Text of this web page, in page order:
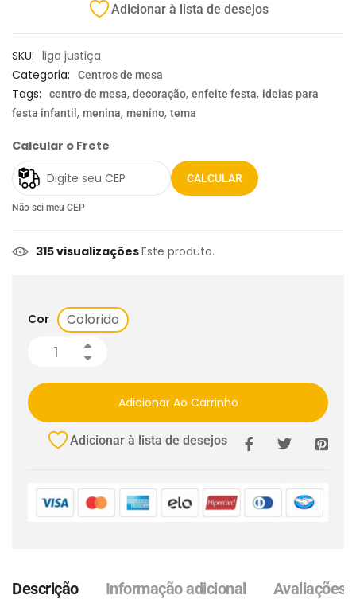
Adicionar à lista de desejos
SKU: liga justiça
Categoria:
Centros de mesa
Tags: centro de mesa, decoração, enfeite festa, ideias para
festa infantil , menina, menino, tema
Calcular o Frete
CALCULAR
Não sei meu CEP
315 visualizaçõesEste produto.
Cor Colorido
Adicionar Ao Carrinho
Adicionar à lista de desejos
Descrição Informação adicional Avaliações